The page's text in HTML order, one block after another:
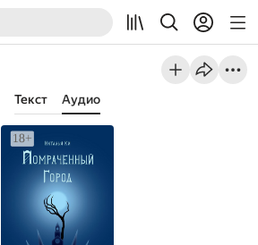
Текст Аудио